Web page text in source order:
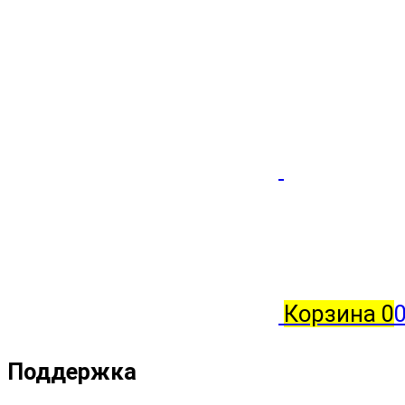
Корзина 0
Поддержка